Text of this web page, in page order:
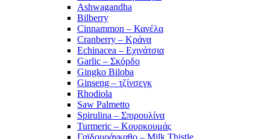
Ashwagandha
Bilberry
Cinnammon – Κανέλα
Cranberry – Κράνα
Echinacea – Εχινάτσια
Garlic – Σκόρδο
Gingko Biloba
Ginseng – τζίνσεγκ
Rhodiola
Saw Palmetto
Spirulina – Σπιρουλίνα
Turmeric – Κουρκουμάς